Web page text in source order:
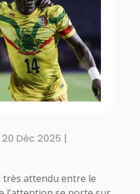
20 Déc 2025 |
très attendu entre le